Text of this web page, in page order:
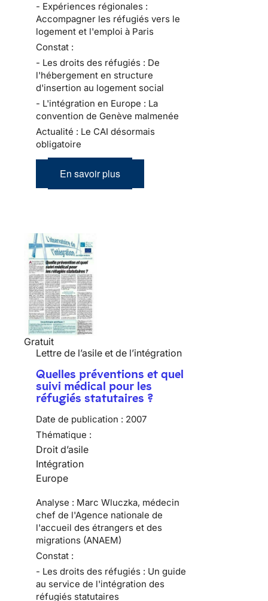
- Expériences régionales :
Accompagner les réfugiés vers le
logement et l'emploi à Paris
Constat :
- Les droits des réfugiés : De
l'hébergement en structure
d'insertion au logement social
- L'intégration en Europe : La
convention de Genève malmenée
Actualité : Le CAI désormais
obligatoire
En savoir plus
Gratuit
Lettre de l’asile et de l’intégration
Quelles préventions et quel
suivi médical pour les
réfugiés statutaires ?
Date de publication : 2007
Thématique :
Droit d’asile
Intégration
Europe
Analyse : Marc Wluczka, médecin
chef de l'Agence nationale de
l'accueil des étrangers et des
migrations (ANAEM)
Constat :
- Les droits des réfugiés : Un guide
au service de l'intégration des
réfugiés statutaires